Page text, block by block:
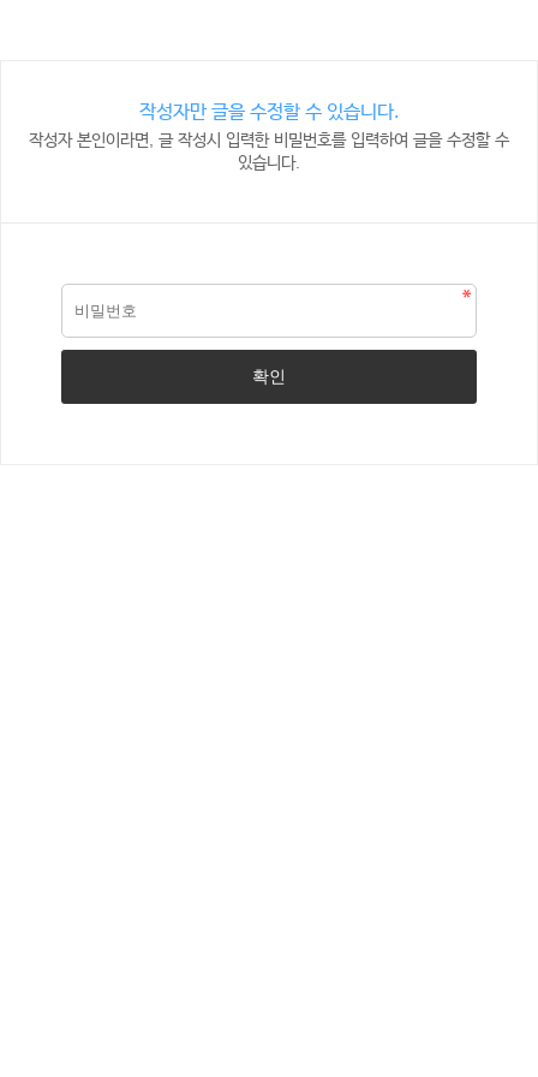
작성자만 글을 수정할 수 있습니다.
작성자 본인이라면, 글 작성시 입력한 비밀번호를 입력하여 글을 수정할 수
있습니다.